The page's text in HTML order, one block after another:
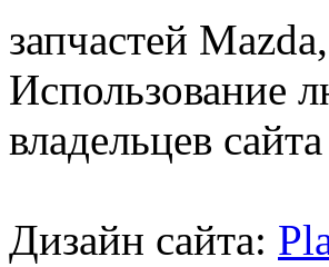
запчастей
Использование
владельцев
Дизайн сайта: